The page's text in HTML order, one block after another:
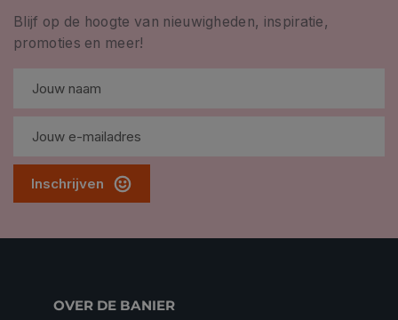
Blijf op de hoogte van nieuwigheden, inspiratie,
promoties en meer!
Inschrijven
OVER DE BANIER